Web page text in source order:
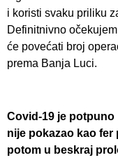
i koristi svaku priliku
Definitnivno
će povećati broj
prema Banja Luci.
Covid-19 je potpuno
nije pokazao kao fer
potom u beskraj